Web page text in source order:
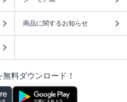
商品に関するお知らせ
料ダウンロード！